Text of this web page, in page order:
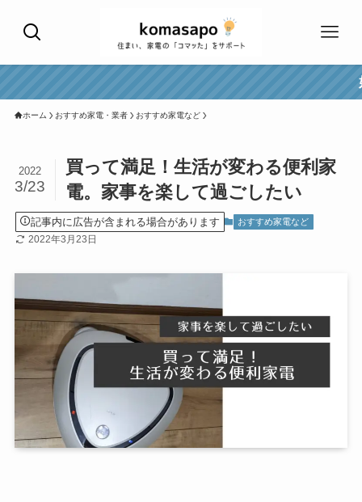
好評！エアコン
ホーム おすすめ家電・業者 おすすめ家電など
買って満足！生活が変わる便利家
電。家事を楽して過ごしたい
2022
3/23
記事内に広告が含まれる場合があります おすすめ家電など
2022年3月23日